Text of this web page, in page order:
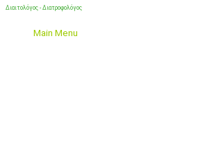
Διαιτολόγος - Διατροφολόγος
Main Menu